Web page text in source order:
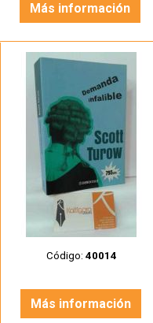
Más información
Código: 40014
Más información